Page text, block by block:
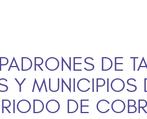
DE
Y MUNICIPIOS
DE